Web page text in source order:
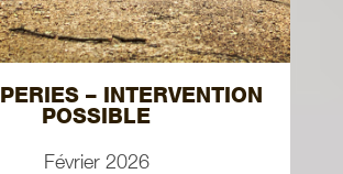
– INTERVENTION
POSSIBLE
Février 2026